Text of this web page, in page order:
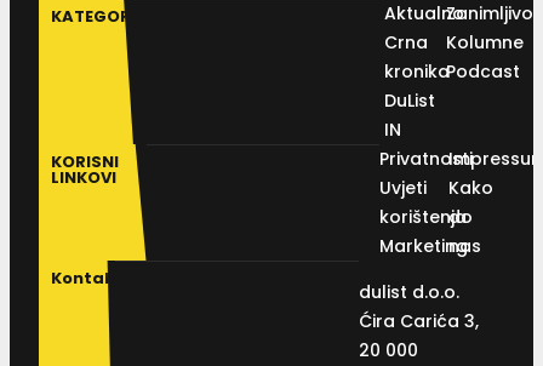
KATEGORIJE
Aktualno
Crna
kronika
DuList
IN
Kolumne
Podcast
KORISNI
LINKOVI
Privatnosti
Uvjeti
korištenja
Marketing
Kako
do
nas
Kontakt
dulist d.o.o.
Ćira Carića 3,
20 000